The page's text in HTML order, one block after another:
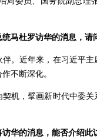
马杜罗访华的消息，
。近年来，在习近平
不断深化。
机，擘画新时代中委
华的消息，能否介绍